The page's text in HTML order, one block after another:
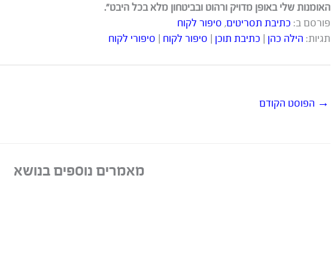
האומנות שלי באופן מדויק ורהוט ובביטחון מלא בכל היבט”.
פורסם ב: כתיבת תסריטים, סיפור לקוח
תגיות: הילה כהן | כתיבת תוכן | סיפור לקוח | סיפורי לקוח
→ הפוסט הקודם
מאמרים נוספים בנושא